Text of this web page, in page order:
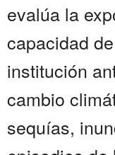
evalúa la
capacidad
institución
cambio
sequías,